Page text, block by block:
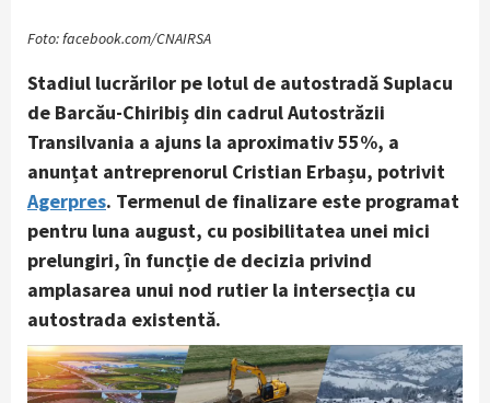
Foto: facebook.com/CNAIRSA
Stadiul lucrărilor pe lotul de autostradă Suplacu
de Barcău-Chiribiș din cadrul Autostrăzii
Transilvania a ajuns la aproximativ 55%, a
anunțat antreprenorul Cristian Erbașu, potrivit
Agerpres. Termenul de finalizare este programat
pentru luna august, cu posibilitatea unei mici
prelungiri, în funcție de decizia privind
amplasarea unui nod rutier la intersecția cu
autostrada existentă.